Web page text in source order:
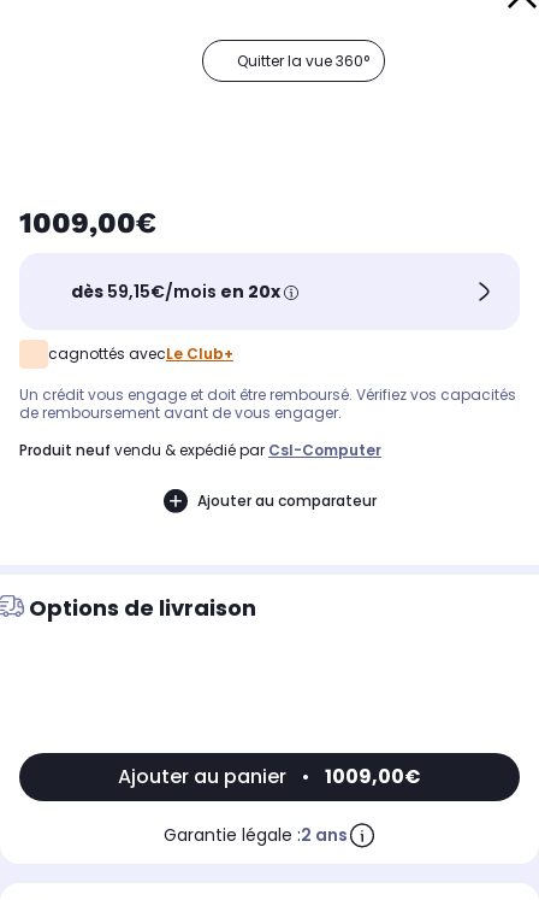
Quitter la vue 360°
1009,00€
dès 59,15€/mois en 20x
cagnottés avecLe Club+
Un crédit vous engage et doit être remboursé. Vérifiez vos capacités
de remboursement avant de vous engager.
produit neuf vendu & expédié par Csl-Computer
Ajouter au comparateur
Options de livraison
Ajouter au panier • 1009,00€
Garantie légale :2 ans